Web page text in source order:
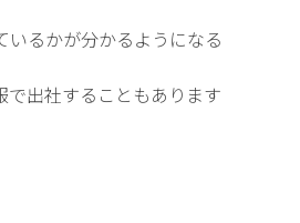
いるかが分かるようになる
で出社することもあります